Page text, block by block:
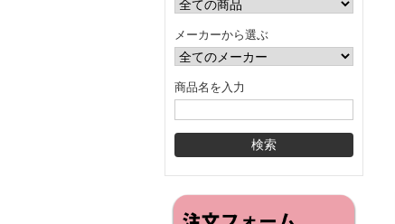
メーカーから選ぶ
商品名を入力